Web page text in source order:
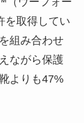
を取得してい
組み合わせ
ながら保護
よりも47%